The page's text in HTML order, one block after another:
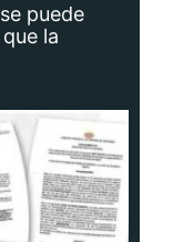
puede
la